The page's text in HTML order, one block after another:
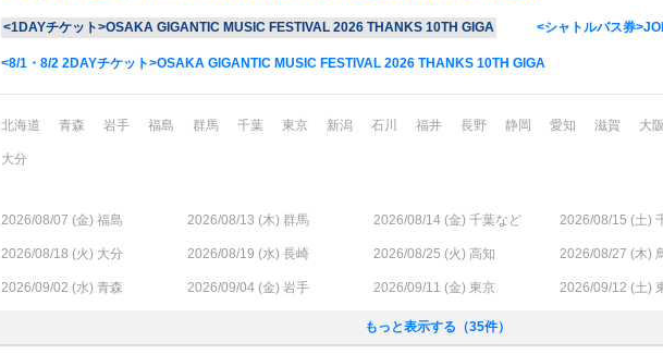
<1DAYチケット>OSAKA GIGANTIC MUSIC FESTIVAL 2026 THANKS 10TH GIGA <シャトルバス券
<8/1・8/2 2DAYチケット>OSAKA GIGANTIC MUSIC FESTIVAL 2026 THANKS 10TH GIGA
北海道 青森 岩手 福島 群馬 千葉 東京 新潟 石川 福井 長野 静岡 愛知 滋賀 大阪
大分
2026/08/07 (金) 福島 2026/08/13 (木) 群馬 2026/08/14 (金) 千葉など 2026/08/15 (土)
2026/08/18 (火) 大分 2026/08/19 (水) 長崎 2026/08/25 (火) 高知 2026/08/27 (木)
2026/09/02 (水) 青森 2026/09/04 (金) 岩手 2026/09/11 (金) 東京 2026/09/12 (土)
もっと表示する（35件）